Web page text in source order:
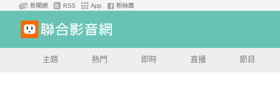
新聞網 RSS App 粉絲團
主題 熱門 即時 直播 節目